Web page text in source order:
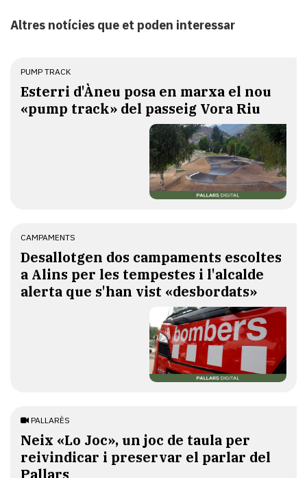
Altres notícies que et poden interessar
PUMP TRACK
Esterri d'Àneu posa en marxa el nou
«pump track» del passeig Vora Riu
CAMPAMENTS
​Desallotgen dos campaments escoltes
a Alins per les tempestes i l'alcalde
alerta que s'han vist «desbordats»
PALLARÈS
​Neix «Lo Joc», un joc de taula per
reivindicar i preservar el parlar del
Pallars